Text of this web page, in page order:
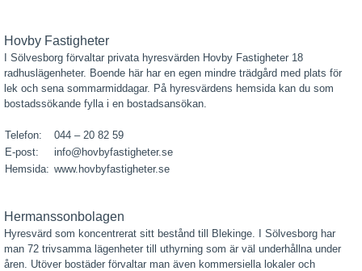
Hovby Fastigheter
I Sölvesborg förvaltar privata hyresvärden Hovby Fastigheter 18
radhuslägenheter. Boende här har en egen mindre trädgård med plats för
lek och sena sommarmiddagar. På hyresvärdens hemsida kan du som
bostadssökande fylla i en bostadsansökan.
Telefon:
044 – 20 82 59
E-post:
info@hovbyfastigheter.se
Hemsida: www.hovbyfastigheter.se
Hermanssonbolagen
Hyresvärd som koncentrerat sitt bestånd till Blekinge. I Sölvesborg har
man 72 trivsamma lägenheter till uthyrning som är väl underhållna under
åren. Utöver bostäder förvaltar man även kommersiella lokaler och